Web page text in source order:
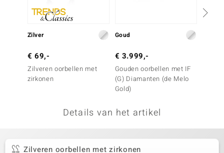
Collection
Zilver
€ 69,-
Zilveren oorbellen met
zirkonen
Goud
€ 3.999,-
Gouden oorbellen met IF
(G) Diamanten (de Melo
Gold)
Details van het artikel
Zilveren oorbellen met zirkonen